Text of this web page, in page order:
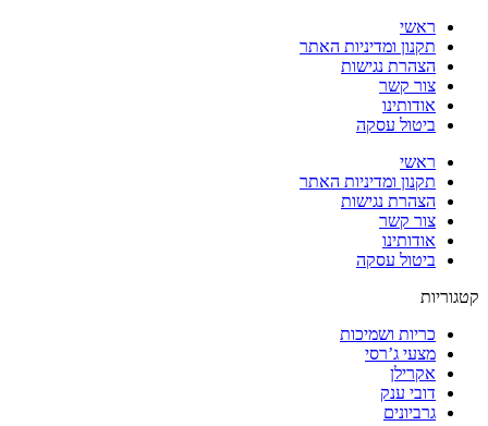
ראשי
תקנון ומדיניות האתר
הצהרת נגישות
צור קשר
אודותינו
ביטול עסקה
ראשי
תקנון ומדיניות האתר
הצהרת נגישות
צור קשר
אודותינו
ביטול עסקה
קטגוריות
כריות ושמיכות
מצעי ג’רסי
אקרילן
דובי ענק
גרביונים